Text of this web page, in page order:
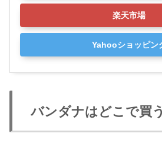
楽天市場
Yahooショッピン
バンダナはどこで買